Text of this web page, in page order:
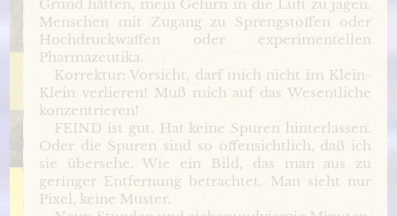
Grund hätten, mein Gehirn in die Luft zu jagen.
Menschen mit Zugang zu Sprengstoffen oder
Hochdruckwaffen oder experimentellen
Pharmazeutika.
Korrektur: Vorsicht, darf mich nicht im Klein-
Klein verlieren! Muß mich auf das Wesentliche
konzentrieren!
FEIND ist gut. Hat keine Spuren hinterlassen.
Oder die Spuren sind so offensichtlich, daß ich
sie übersehe. Wie ein Bild, das man aus zu
geringer Entfernung betrachtet. Man sieht nur
Pixel, keine Muster.